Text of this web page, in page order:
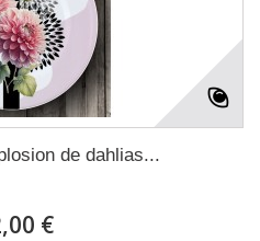
de dahlias...
€